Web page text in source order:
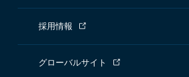
採用情報
グローバルサイト